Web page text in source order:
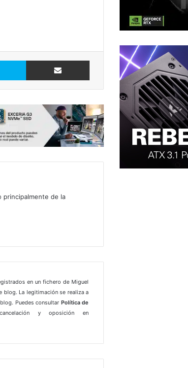
Skype Comparte vía Email
principalmente de la
en un fichero de Miguel
blog. La legitimación se realiza a
Puedes consultar Política de
y oposición en